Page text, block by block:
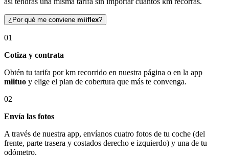
¿Por qué me conviene miiflex?
01
Cotiza y contrata
Obtén tu tarifa por km recorrido en nuestra página o en la app
miituo y elige el plan de cobertura que más te convenga.
02
Envía las fotos
A través de nuestra app, envíanos cuatro fotos de tu coche (del
frente, parte trasera y costados derecho e izquierdo) y una de tu
odómetro.